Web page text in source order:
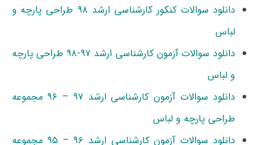
دانلود سوالات کنکور کارشناسی ارشد ۹۸ طراحی پارچه و
لباس
دانلود سوالات آزمون کارشناسی ارشد ۹۷-۹۸ طراحی پارچه
و لباس
دانلود سوالات آزمون کارشناسی ارشد ۹۷ – ۹۶ مجموعه
طراحی پارچه و لباس
دانلود سوالات آزمون کارشناسی ارشد ۹۶ – ۹۵ مجموعه